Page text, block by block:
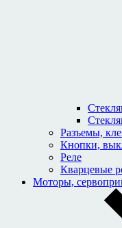
Разъемы,
Кнопки,
Реле
Кварцевые
Моторы,